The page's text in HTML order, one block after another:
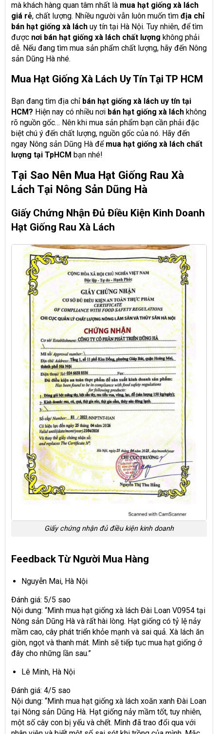
mà khách hàng quan tâm nhất là mua hạt giống xà lách
giá rẻ, chất lượng. Nhiều người vẫn luôn muốn tìm địa chỉ
bán hạt giống xà lách uy tín tại Hà Nội. Tuy nhiên, để tìm
được nơi bán hạt giống xà lách chất lượng không phải
dễ. Nếu đang tìm mua sản phẩm chất lượng, hãy đến Nông
sản Dũng Hà nhé.
Mua Hạt Giống Xà Lách Uy Tín Tại TP HCM
Bạn đang tìm địa chỉ bán hạt giống xà lách uy tín tại
HCM? Hiện nay có nhiều nơi bán hạt giống xà lách không
rõ nguồn gốc… Nên khi mua sản phẩm bạn cần phải đặc
biệt chú ý đến chất lượng, nguồn gốc của nó. Hãy đến
ngay Nông sản Dũng Hà để mua hạt giống xà lách chất
lượng tại TpHCM bạn nhé!
Tại Sao Nên Mua Hạt Giống Rau Xà
Lách Tại Nông Sản Dũng Hà
Giấy Chứng Nhận Đủ Điều Kiện Kinh Doanh
Hạt Giống Rau Xà Lách
Giấy chứng nhận đủ điều kiện kinh doanh
Feedback Từ Người Mua Hàng
Nguyễn Mai, Hà Nội
Đánh giá: 5/5 sao
Nội dung: “Mình mua hạt giống xà lách Đài Loan V0954 tại
Nông sản Dũng Hà và rất hài lòng. Hạt giống có tỷ lệ nảy
mầm cao, cây phát triển khỏe mạnh và sai quả. Xà lách ăn
giòn, ngọt và thanh mát. Mình sẽ tiếp tục mua hạt giống ở
đây cho những lần sau.”
Lê Minh, Hà Nội
Đánh giá: 4/5 sao
Nội dung: “Mình mua hạt giống xà lách xoăn xanh Đài Loan
tại Nông sản Dũng Hà. Hạt giống nảy mầm tốt, tuy nhiên,
một số cây con bị yếu và chết. Mình đã trao đổi qua với